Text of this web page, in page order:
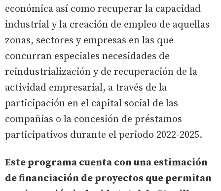
económica así como recuperar la capacidad
industrial y la creación de empleo de aquellas
zonas, sectores y empresas en las que
concurran especiales necesidades de
reindustrialización y de recuperación de la
actividad empresarial, a través de la
participación en el capital social de las
compañías o la concesión de préstamos
participativos durante el periodo 2022-2025.
Este programa cuenta con una estimación
de financiación de proyectos que permitan